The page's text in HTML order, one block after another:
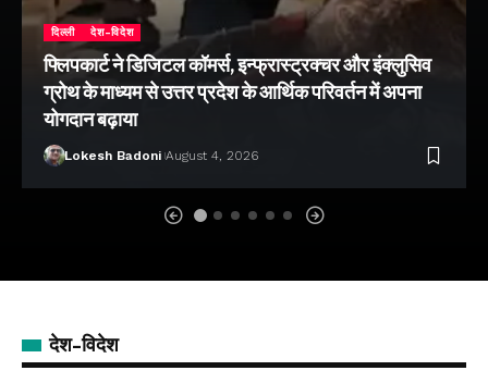
दिल्ली देश-विदेश
फ्लिपकार्ट ने डिजिटल कॉमर्स, इन्फ्रास्ट्रक्चर और इंक्लुसिव
ग्रोथ के माध्यम से उत्तर प्रदेश के आर्थिक परिवर्तन में अपना
योगदान बढ़ाया
Lokesh Badoni August 4, 2026
देश-विदेश